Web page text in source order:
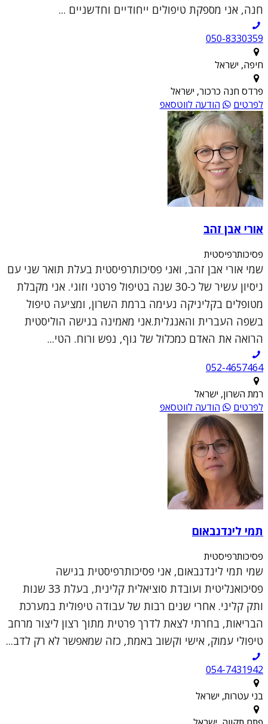
חנה, אני מספקת טיפולים ייחודיים וחדשניים ...
050-8330359
חיפה, ישראל
פרדס חנה כרכור, ישראל
לפרטים
הודעה לווטסאפ
אורי אבן זהב
פסיכותרפיסטית
שמי אורי אבן זהב, ואני פסיכותרפיסטית בעלת תואר שני עם
ניסיון עשיר של כ-30 שנה בטיפול פרטני וזוגי. אני מקבלת
מטופלים בקליניקה נעימה ברמת השרון, ומציעה טיפול
בשפה העברית והאנגלית.אני מאמינה בגישה הוליסטית
הרואה את האדם כמכלול של גוף, נפש ורוח. הטי...
052-4657464
רמת השרון, ישראל
לפרטים
הודעה לווטסאפ
תמי לינדנבאום
פסיכותרפיסטית
שמי תמי לינדנבאום, אני פסיכותרפיסטית בגישה
פסיכואנליטית ועובדת סוציאלית קלינית, בעלת 33 שנות
ותק קליני. אחרי שנים רבות של עבודה טיפולית במערכת
הבריאות, בחרתי לצאת לדרך פרטית מתוך רצון ליצור מרחב
טיפולי עמוק, אישי וקשוב באמת, כזה שמאפשר לא רק לדב...
054-7431942
בני עטרות, ישראל